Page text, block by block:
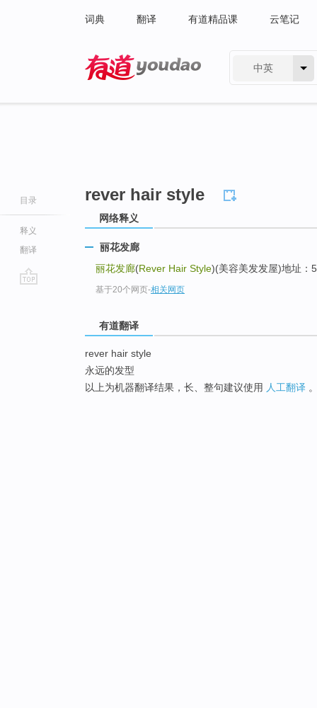
词典 翻译 有道精品课 云笔记
中英
目录
释义
翻译
rever hair style
网络释义
丽花发廊
丽花发廊(Rever Hair Style)(美容美发发屋)地址：
基于20个网页-相关网页
有道翻译
rever hair style
永远的发型
以上为机器翻译结果，长、整句建议使用 人工翻译